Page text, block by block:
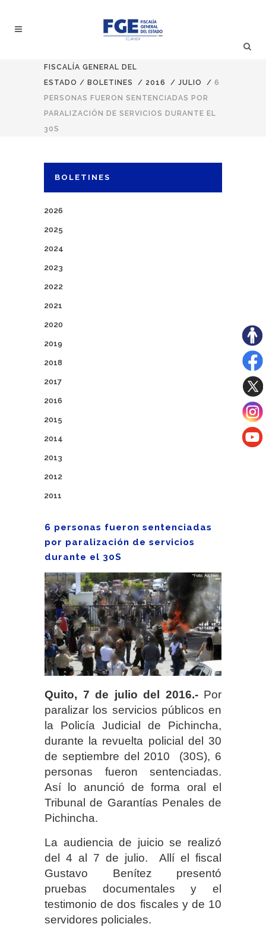
FISCALÍA GENERAL DEL
ESTADO / BOLETINES / 2016 / JULIO / 6
PERSONAS FUERON SENTENCIADAS POR
PARALIZACIÓN DE SERVICIOS DURANTE EL
30S
BOLETINES
2026
2025
2024
2023
2022
2021
2020
2019
2018
2017
2016
2015
2014
2013
2012
2011
6 personas fueron sentenciadas
por paralización de servicios
durante el 30S
Quito, 7 de julio del 2016.-Por
paralizar los servicios públicos en
la Policía Judicial de Pichincha,
durante la revuelta policial del 30
de septiembre del 2010 (30S), 6
personas fueron sentenciadas.
Así lo anunció de forma oral el
Tribunal de Garantías Penales de
Pichincha.
La audiencia de juicio se realizó
del 4 al 7 de julio. Allí el fiscal
Gustavo Benítez presentó
pruebas documentales y el
testimonio de dos fiscales y de 10
servidores policiales.